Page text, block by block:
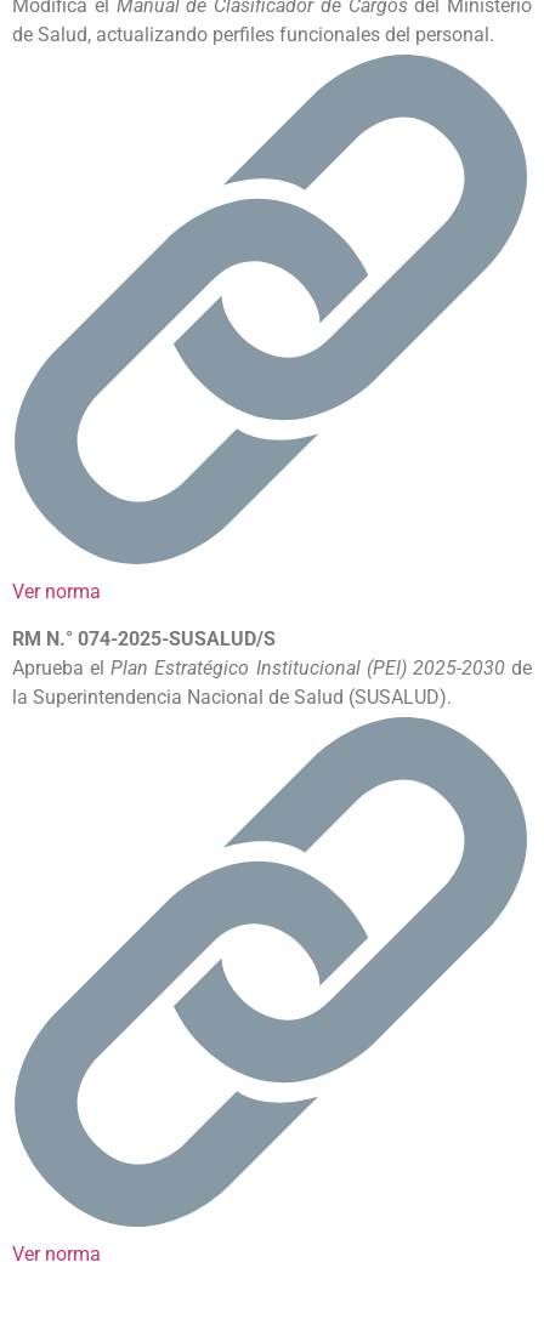
Modifica el Manual de Clasificador de Cargosdel Ministerio
de Salud, actualizando perfiles funcionales del personal.
Ver norma
RM N.° 074-2025-SUSALUD/S
Aprueba elPlan Estratégico Institucional (PEI) 2025-2030de
la Superintendencia Nacional de Salud (SUSALUD).
Ver norma